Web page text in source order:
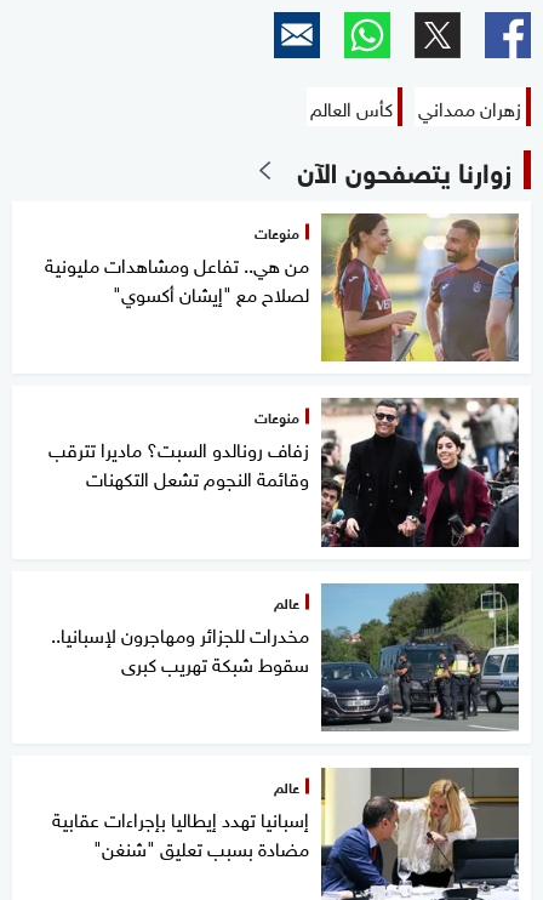
زهران ممداني كأس العالم
زوارنا يتصفحون الآن
منوعات
من هي.. تفاعل ومشاهدات مليونية
لصلاح مع "إيشان أكسوي"
منوعات
زفاف رونالدو السبت؟ ماديرا تترقب
وقائمة النجوم تشعل التكهنات
عالم
مخدرات للجزائر ومهاجرون لإسبانيا..
سقوط شبكة تهريب كبرى
عالم
إسبانيا تهدد إيطاليا بإجراءات عقابية
مضادة بسبب تعليق "شنغن"